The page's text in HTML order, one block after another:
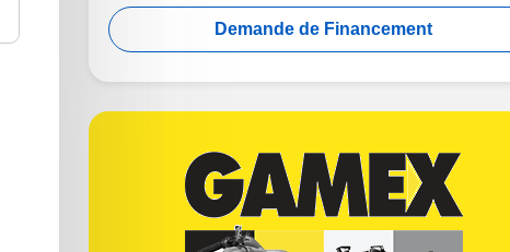
Demande de Financement